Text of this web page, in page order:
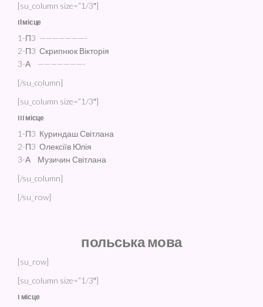
[su_column size=”1/3″]
IІ місце
1-П3 ———————-
2-П3 Скрипнюк Вікторія
3-А ———————-
[/su_column]
[su_column size=”1/3″]
III місце
1-П3 Куриндаш Світлана
2-П3 Олексіїв Юлія
3-А Музичин Світлана
[/su_column]
[/su_row]
польська мова
[su_row]
[su_column size=”1/3″]
I місце